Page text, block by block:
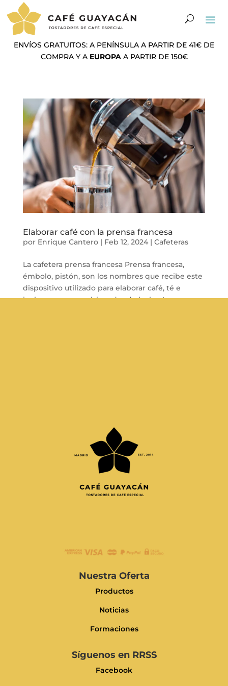
ENVÍOS GRATUITOS: A PENÍNSULA A PARTIR DE 41€ DE
COMPRA Y A EUROPAA PARTIR DE 150€
Elaborar café con la prensa francesa
por Enrique Cantero| Feb 12, 2024| Cafeteras
La cafetera prensa francesa Prensa francesa,
émbolo, pistón, son los nombres que recibe este
dispositivo utilizado para elaborar café, té e
incluso como emulsionador de leche. La prensa
Nuestra Oferta
Productos
Noticias
Formaciones
Síguenos en RRSS
Facebook